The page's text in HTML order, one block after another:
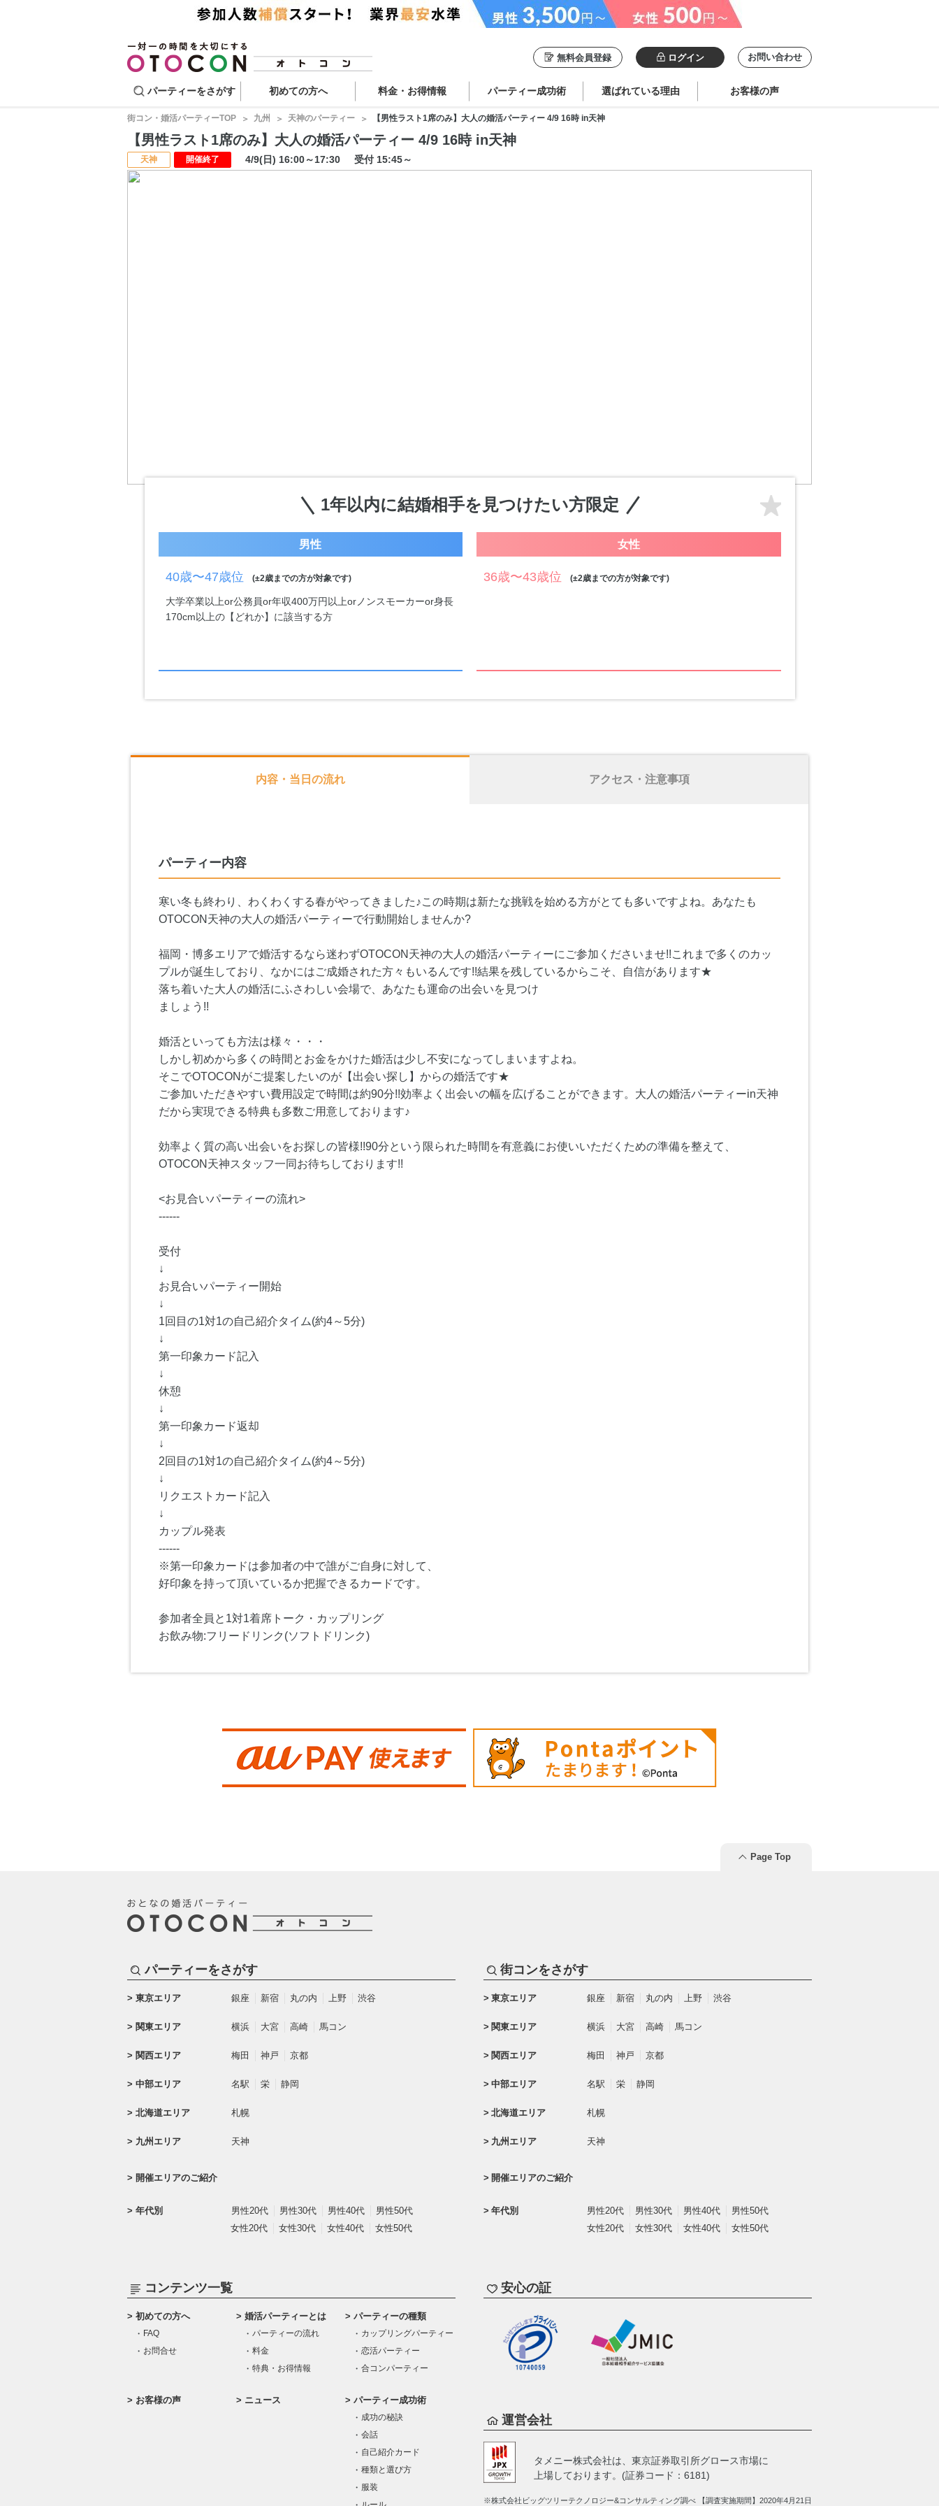
無料会員登録 ログイン お問い合わせ
パーティーをさがす 初めての方へ 料金・お得情報 パーティー成功術 選ばれている理由 お客様の声
街コン・婚活パーティーTOP 九州 天神のパーティー 【男性ラスト1席のみ】大人の婚活パーティー 4/9 16時 in天神
【男性ラスト1席のみ】大人の婚活パーティー 4/9 16時 in天神
天神 開催終了 4/9(日) 16:00～17:30 受付 15:45～
1年以内に結婚相手を見つけたい方限定
男性
40歳〜47歳位 (±2歳までの方が対象です)
大学卒業以上or公務員or年収400万円以上orノンスモーカーor身長
170cm以上の【どれか】に該当する方
女性
36歳〜43歳位 (±2歳までの方が対象です)
内容・当日の流れ アクセス・注意事項
パーティー内容
寒い冬も終わり、わくわくする春がやってきました♪この時期は新たな挑戦を始める方がとても多いですよね。あなたも
OTOCON天神の大人の婚活パーティーで行動開始しませんか?
福岡・博多エリアで婚活するなら迷わずOTOCON天神の大人の婚活パーティーにご参加くださいませ!!これまで多くのカッ
プルが誕生しており、なかにはご成婚された方々もいるんです!!結果を残しているからこそ、自信があります★
落ち着いた大人の婚活にふさわしい会場で、あなたも運命の出会いを見つけ
ましょう!!
婚活といっても方法は様々・・・
しかし初めから多くの時間とお金をかけた婚活は少し不安になってしまいますよね。
そこでOTOCONがご提案したいのが【出会い探し】からの婚活です★
ご参加いただきやすい費用設定で時間は約90分!!効率よく出会いの幅を広げることができます。大人の婚活パーティーin天神
だから実現できる特典も多数ご用意しております♪
効率よく質の高い出会いをお探しの皆様!!90分という限られた時間を有意義にお使いいただくための準備を整えて、
OTOCON天神スタッフ一同お待ちしております!!
<お見合いパーティーの流れ>
------
受付
↓
お見合いパーティー開始
↓
1回目の1対1の自己紹介タイム(約4～5分)
↓
第一印象カード記入
↓
休憩
↓
第一印象カード返却
↓
2回目の1対1の自己紹介タイム(約4～5分)
↓
リクエストカード記入
↓
カップル発表
------
※第一印象カードは参加者の中で誰がご自身に対して、
好印象を持って頂いているか把握できるカードです。
参加者全員と1対1着席トーク・カップリング
お飲み物:フリードリンク(ソフトドリンク)
Page Top
パーティーをさがす
東京エリア 銀座 新宿 丸の内 上野 渋谷
関東エリア 横浜 大宮 高崎 馬コン
関西エリア 梅田 神戸 京都
中部エリア 名駅 栄 静岡
北海道エリア 札幌
九州エリア 天神
開催エリアのご紹介
年代別 男性20代 男性30代 男性40代
男性50代
女性20代
女性30代 女性40代 女性50代
街コンをさがす
東京エリア 銀座 新宿 丸の内 上野 渋谷
関東エリア 横浜 大宮 高崎 馬コン
関西エリア 梅田 神戸 京都
中部エリア 名駅 栄 静岡
北海道エリア 札幌
九州エリア 天神
開催エリアのご紹介
年代別 男性20代 男性30代 男性40代
男性50代
女性20代
女性30代 女性40代 女性50代
コンテンツ一覧
初めての方へ
FAQ
お問合せ
婚活パーティーとは
パーティーの流れ
料金
特典・お得情報
パーティーの種類
カップリングパーティー
恋活パーティー
合コンパーティー
お客様の声 ニュース パーティー成功術
成功の秘訣
会話
自己紹介カード
種類と選び方
服装
安心の証
運営会社
タメニー株式会社は、 東京証券取引所グロース市場に
上場しております。(証券コード：6181)
※株式会社ビッグツリーテクノロジー&コンサルティング調べ 【調査実施期間】2020年4月21日